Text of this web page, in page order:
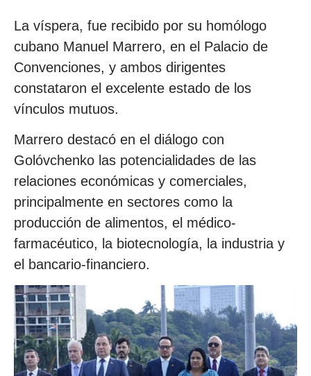
La víspera, fue recibido por su homólogo
cubano Manuel Marrero, en el Palacio de
Convenciones, y ambos dirigentes
constataron el excelente estado de los
vínculos mutuos.
Marrero destacó en el diálogo con
Golóvchenko las potencialidades de las
relaciones económicas y comerciales,
principalmente en sectores como la
producción de alimentos, el médico-
farmacéutico, la biotecnología, la industria y
el bancario-financiero.